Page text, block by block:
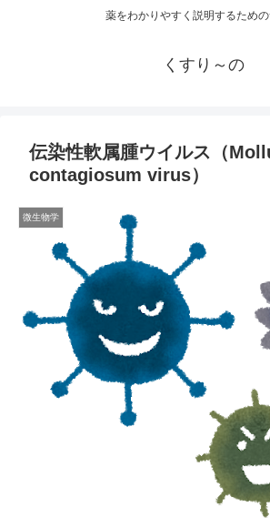
薬をわかりやすく説明するための
くすり～の
伝染性軟属腫ウイルス（
contagiosum virus）
微生物学